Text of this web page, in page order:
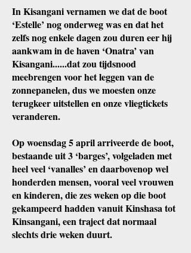
In Kisangani vernamen we dat de boot
‘Estelle’ nog onderweg was en dat het
zelfs nog enkele dagen zou duren eer hij
aankwam in de haven ‘Onatra’ van
Kisangani......dat zou tijdsnood
meebrengen voor het leggen van de
zonnepanelen, dus we moesten onze
terugkeer uitstellen en onze vliegtickets
veranderen.
Op woensdag 5 april arriveerde de boot,
bestaande uit 3 ‘barges’, volgeladen met
heel veel ‘vanalles’ en daarbovenop wel
honderden mensen, vooral veel vrouwen
en kinderen, die zes weken op die boot
gekampeerd hadden vanuit Kinshasa tot
Kinsangani, een traject dat normaal
slechts drie weken duurt.